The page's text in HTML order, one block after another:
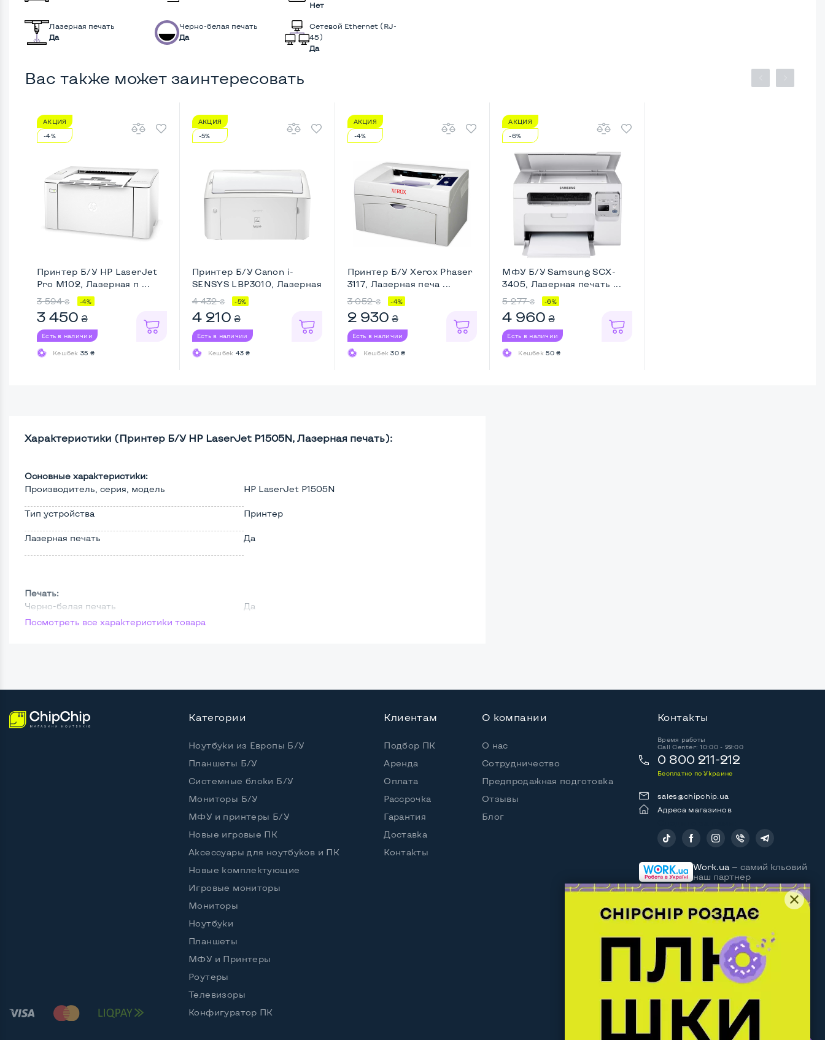
Нет
Лазерная печать
Да
Черно-белая печать
Да
Сетевой Ethernet (RJ-
45)
Да
Вас также может заинтересовать
АКЦИЯ
-4%
Принтер Б/У HP LaserJet
Pro M102, Лазерная п ...
3 594 ₴ -4%
3 450 ₴
Есть в наличии
Кешбек 35 ₴
АКЦИЯ
-5%
Принтер Б/У Canon i-
SENSYS LBP3010, Лазерная
...
4 432 ₴ -5%
4 210 ₴
Есть в наличии
Кешбек 43 ₴
АКЦИЯ
-4%
Принтер Б/У Xerox Phaser
3117, Лазерная печа ...
3 052 ₴ -4%
2 930 ₴
Есть в наличии
Кешбек30 ₴
АКЦИЯ
-6%
МФУ Б/У Samsung SCX-
3405, Лазерная печать ...
5 277 ₴ -6%
4 960 ₴
Есть в наличии
Кешбек50 ₴
Характеристики (Принтер Б/У HP LaserJet P1505N, Лазерная печать):
Основные характеристики:
Производитель, серия, модель
HP LaserJet P1505N
Тип устройства Принтер
Лазерная печать Да
Печать:
Черно-белая печать
Да
Разрешение печати, dpi
Расходные материалы:
Емкость картриджа, копий
2000
Нет
Посмотреть все характеристики товара
Категории
Ноутбуки из Европы Б/У
Планшеты Б/У
Системные блоки Б/У
Мониторы Б/У
МФУ и принтеры Б/У
Новые игровые ПК
Аксессуары для ноутбуков и ПК
Новые комплектующие
Игровые мониторы
Мониторы
Ноутбуки
Планшеты
МФУ и Принтеры
Роутеры
Телевизоры
Конфигуратор ПК
Клиентам
Подбор ПК
Аренда
Оплата
Рассрочка
Гарантия
Доставка
Контакты
О компании
О нас
Сотрудничество
Предпродажная подготовка
Отзывы
Блог
Контакты
Время работы
Call Center: 10:00 - 22:00
0 800 211-212
Бесплатно по Украине
sales@chipchip.ua
Адреса магазинов
Work.ua — самий кльовий
наш партнер